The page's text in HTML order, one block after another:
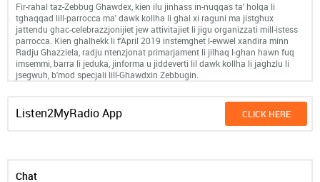
Fir-rahal taz-Zebbug Ghawdex, kien ilu jinhass in-nuqqas ta' holqa li
tghaqqad lill-parrocca ma' dawk kollha li ghal xi raguni ma jistghux
jattendu ghac-celebrazzjonijiet jew attivitajiet li jigu organizzati mill-istess
parrocca. Kien ghalhekk li f'April 2019 instemghet l-ewwel xandira minn
Radju Ghazziela, radju ntenzjonat primarjament li jilhaq l-ghan hawn fuq
imsemmi, barra li jeduka, jinforma u jiddeverti lil dawk kollha li jaghzlu li
jsegwuh, b'mod specjali lill-Ghawdxin Zebbugin.
Listen2MyRadio App CLICK HERE
Chat